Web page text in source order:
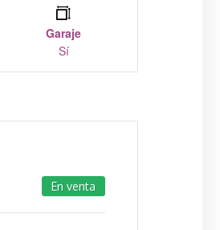
Garaje
Sí
En venta